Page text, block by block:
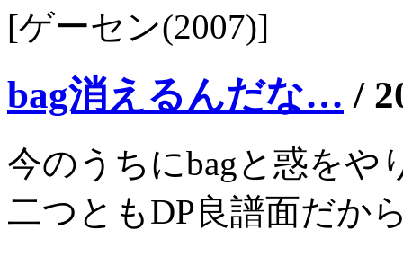
[ゲーセン(2007)]
bag消えるんだな… /
今のうちにbagと惑をや
二つともDP良譜面だか